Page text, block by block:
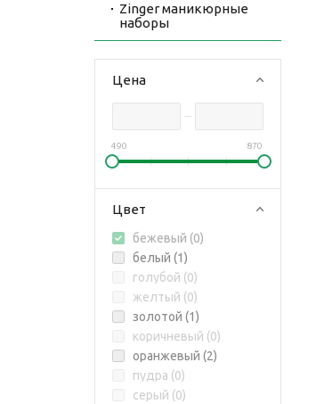
Zinger маникюрные
наборы
Цена
490 870
Цвет
бежевый (0)
белый (1)
голубой (0)
желтый (0)
золотой (1)
коричневый (0)
оранжевый (2)
пудра (0)
серый (0)